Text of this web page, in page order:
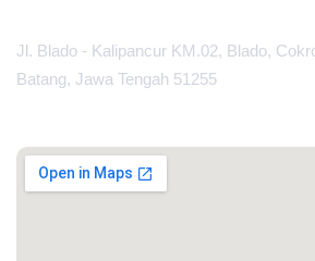
Jl. Blado - Kalipancur KM.02, Blado,
Batang, Jawa Tengah 51255